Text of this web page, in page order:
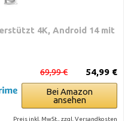
4K, Android 14 mit
54,99 €
69,99 €
Bei Amazon
ansehen
Preis inkl. MwSt., zzgl. Versandkosten